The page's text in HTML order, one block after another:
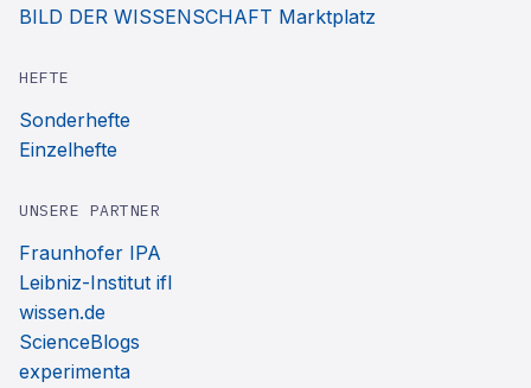
BILD DER WISSENSCHAFT Marktplatz
HEFTE
Sonderhefte
Einzelhefte
UNSERE PARTNER
Fraunhofer IPA
Leibniz-Institut ifl
wissen.de
ScienceBlogs
experimenta